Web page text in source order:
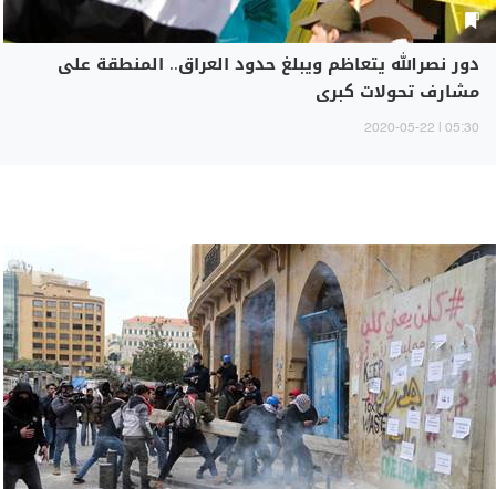
دور نصرالله يتعاظم ويبلغ حدود العراق.. المنطقة على
مشارف تحولات كبرى
05:30 | 2020-05-22